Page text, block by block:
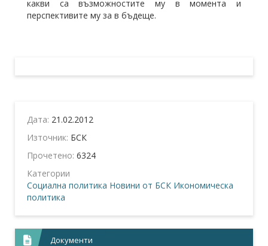
какви са възможностите му в момента и
перспективите му за в бъдеще.
Дата: 21.02.2012
Източник: БСК
Прочетено: 6324
Категории
Социална политика Новини от БСК Икономическа
политика
Документи